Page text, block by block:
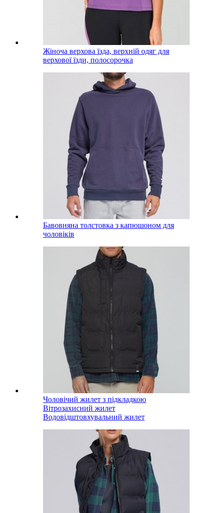
Жіноча верхова їзда, верхній одяг для
верхової їзди, полосорочка
Бавовняна толстовка з капюшоном для
чоловіків
Чоловічий жилет з підкладкою
Вітрозахисний жилет
Водовідштовхувальний жилет